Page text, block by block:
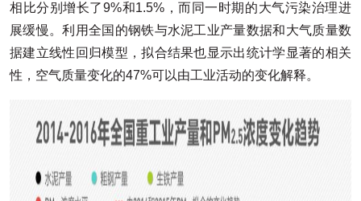
相比分别增长了9%和1.5%，而同一时期的大气污染治理进
展缓慢。利用全国的钢铁与水泥工业产量数据和大气质量数
据建立线性回归模型，拟合结果也显示出统计学显著的相关
性，空气质量变化的47%可以由工业活动的变化解释。